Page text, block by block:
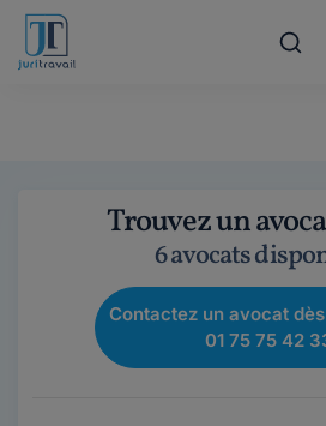
Trouvez un
6 avocats
Contactez un avocat
01 75 75 42